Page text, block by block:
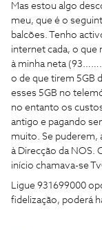
Mas estou algo
meu, que é o
balcões. Tenho
internet cada, o que
à minha neta
o de que tirem 5GB
esses 5GB no
no entanto os
antigo e pagando
muito. Se puderem,
à Direcção da NOS.
início chamava-se
Ligue 931699000
fidelização, poderá